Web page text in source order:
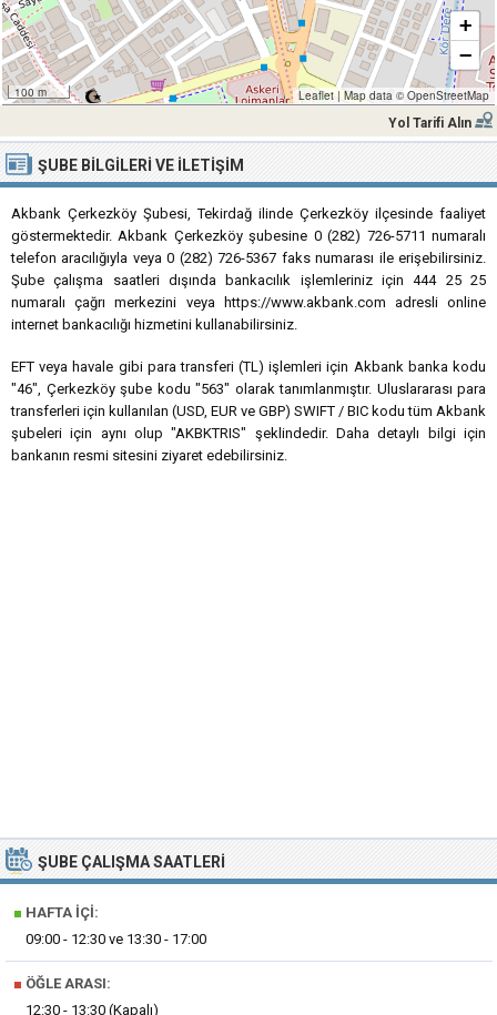
100 m
+
−
Leaflet | Map data ©OpenStreetMap
Yol Tarifi Alın
ŞUBE BILGILERI VE İLETIŞIM
Akbank Çerkezköy Şubesi, Tekirdağ ilinde Çerkezköy ilçesinde faaliyet
göstermektedir. Akbank Çerkezköy şubesine 0 (282) 726-5711 numaralı
telefon aracılığıyla veya 0 (282) 726-5367 faks numarası ile erişebilirsiniz.
Şube çalışma saatleri dışında bankacılık işlemleriniz için 444 25 25
numaralı çağrı merkezini veya https://www.akbank.com adresli online
internet bankacılığı hizmetini kullanabilirsiniz.
EFT veya havale gibi para transferi (TL) işlemleri için Akbank banka kodu
"46", Çerkezköy şube kodu "563" olarak tanımlanmıştır. Uluslararası para
transferleri için kullanılan (USD, EUR ve GBP) SWIFT / BIC kodu tüm Akbank
şubeleri için aynı olup "AKBKTRIS" şeklindedir. Daha detaylı bilgi için
bankanın resmi sitesini ziyaret edebilirsiniz.
ŞUBE ÇALIŞMA SAATLERI
■ HAFTA İÇI:
09:00 - 12:30 ve 13:30 - 17:00
■ ÖĞLE ARASI:
12:30 - 13:30 (Kapalı)